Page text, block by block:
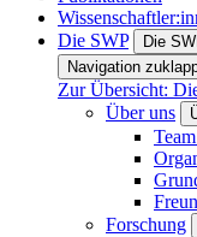
Die SWP
Die
Navigation
Zur Übersicht:
Über uns
Forschung